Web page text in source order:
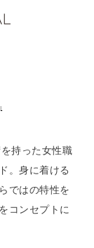
持った女性職
。身に着ける
ではの特性を
コンセプトに